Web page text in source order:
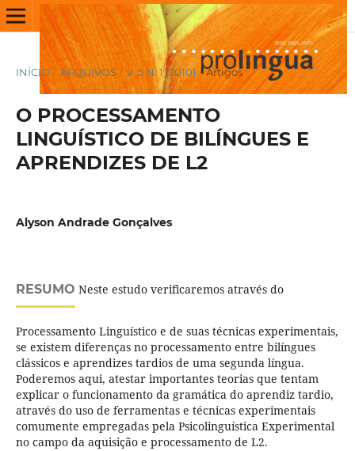
INÍCIO / ARQUIVOS / V. 5 N. 1 (2010) / Artigos
O PROCESSAMENTO
LINGUÍSTICO DE BILÍNGUES E
APRENDIZES DE L2
Alyson Andrade Gonçalves
RESUMO Neste estudo verificaremos através do
Processamento Linguístico e de suas técnicas experimentais,
se existem diferenças no processamento entre bilíngues
clássicos e aprendizes tardios de uma segunda língua.
Poderemos aqui, atestar importantes teorias que tentam
explicar o funcionamento da gramática do aprendiz tardio,
através do uso de ferramentas e técnicas experimentais
comumente empregadas pela Psicolinguística Experimental
no campo da aquisição e processamento de L2.